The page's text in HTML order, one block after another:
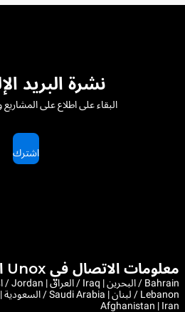
نشرة البريد
البقاء على اطلاع على المشاريع
اشترك
معلومات الاتصال في Unox الشرق الأوسط
Afghanistan | Iran